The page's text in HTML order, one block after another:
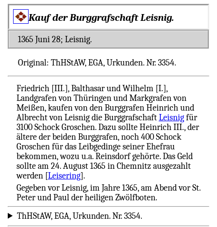
Kauf der Burggrafschaft Leisnig.
1365 Juni 28; Leisnig.
Original: ThHStAW, EGA, Urkunden. Nr. 3354.
Friedrich [III.], Balthasar und Wilhelm [I.],
Landgrafen von Thüringen und Markgrafen von
Meißen, kaufen von den Burggrafen Heinrich und
Albrecht von Leisnig die Burggrafschaft Leisnigfür
3100 Schock Groschen. Dazu sollte Heinrich III., der
ältere der beiden Burggrafen, noch 400 Schock
Groschen für das Leibgedinge seiner Ehefrau
bekommen, wozu u.a. Reinsdorf gehörte. Das Geld
sollte am 24. August 1365 in Chemnitz ausgezahlt
werden [Leisering].
Gegeben vor Leisnig, im Jahre 1365, am Abend vor St.
Peter und Paul der heiligen Zwölfboten.
ThHStAW, EGA, Urkunden. Nr. 3354.